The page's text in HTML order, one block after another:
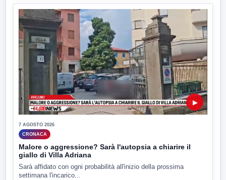
▶
7 AGOSTO 2026
CRONACA
Malore o aggressione? Sarà l'autopsia a chiarire il
giallo di Villa Adriana
Sarà affidato con ogni probabilità all'inizio della prossima
settimana l'incarico...